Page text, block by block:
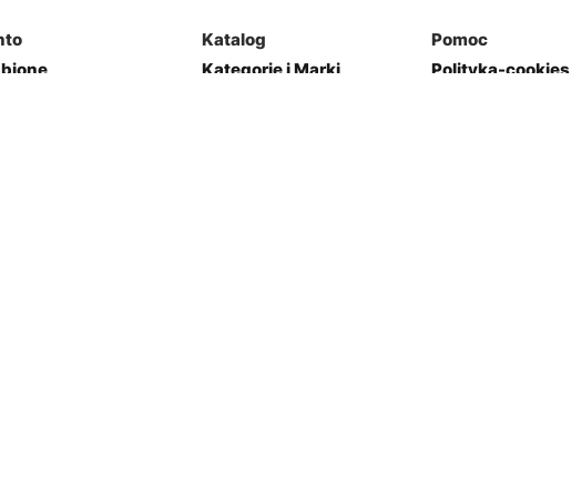
Katalog
Kategorie i Marki
Pomoc
Polityka-cookies